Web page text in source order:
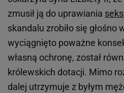
zmusił ją do uprawiania
skandalu zrobiło się głośno
wyciągnięto poważne
własną ochronę, został
królewskich dotacji. Mimo
dalej utrzymuje z byłym